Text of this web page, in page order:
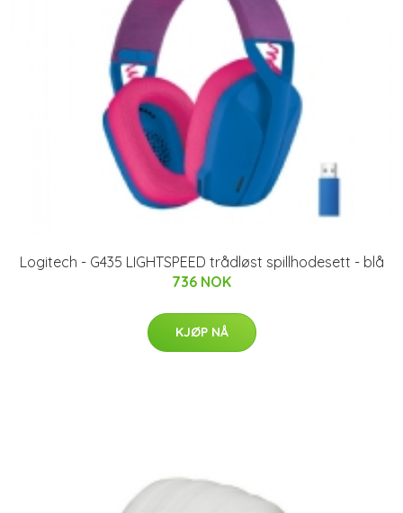
Logitech - G435 LIGHTSPEED trådløst spillhodesett - blå
736 NOK
KJØP NÅ